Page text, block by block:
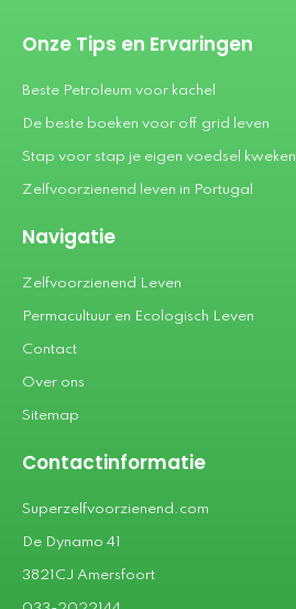
Onze Tips en Ervaringen
Beste Petroleum voor kachel
De beste boeken voor off grid leven
Stap voor stap je eigen voedsel kweken
Zelfvoorzienend leven in Portugal
Navigatie
Zelfvoorzienend Leven
Permacultuur en Ecologisch Leven
Contact
Over ons
Sitemap
Contactinformatie
Superzelfvoorzienend.com
De Dynamo 41
3821CJ Amersfoort